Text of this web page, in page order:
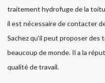
traitement hydrofuge de la
il est nécessaire de contacter
Sachez qu'il peut proposer des
beaucoup de monde. Il a la
qualité de travail.